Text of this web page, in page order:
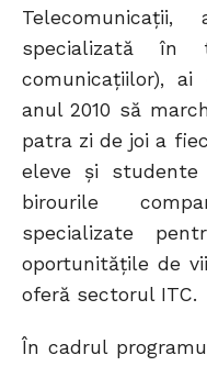
specializată în
comunicaţiilor),
anul 2010 să
patra zi de joi a
eleve şi
birourile
specializate
oportunităţile de
oferă sectorul ITC.
În cadrul